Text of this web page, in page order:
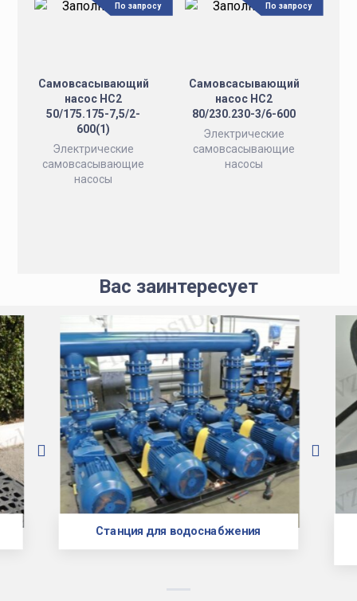
Самовсасывающий
насос НС2
50/175.175-7,5/2-
600(1)
Электрические
самовсасывающие
насосы
По запросу
Самовсасывающий
насос НС2
80/230.230-3/6-600
Электрические
самовсасывающие
насосы
По запросу
Вас заинтересует
Станция для водоснабжения